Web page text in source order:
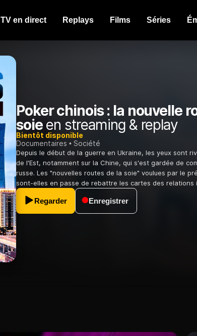
TV en direct Replays Films Séries
Poker chinois : la nouvelle
soieen streaming & replay
Bientôt disponible
Documentaires
Société
Depuis le début de la guerre en Ukraine, les yeux sont
de l'Est, notamment sur la Chine, qui s'est gardée de
russe. Les "nouvelles routes de la soie" voulues par le
sont-elles en passe de rebattre les cartes des relations
Regarder Enregistrer